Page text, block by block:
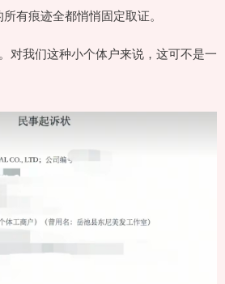
有痕迹全都悄悄固定取证。
对我们这种小个体户来说，这可不是一